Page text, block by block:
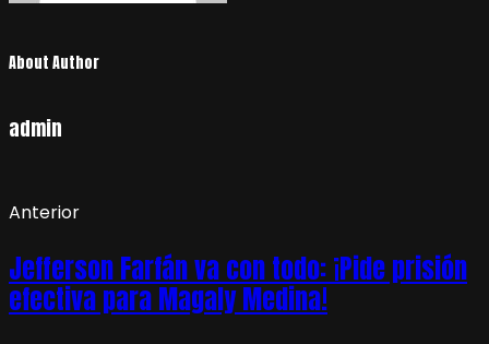
About Author
admin
Anterior
Jefferson Farfán va con todo: ¡Pide prisión
efectiva para Magaly Medina!